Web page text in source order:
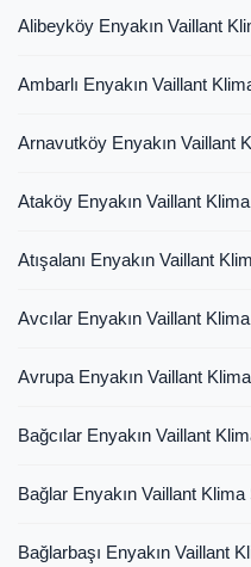
Alibeyköy Enyakın Vaillant
Ambarlı Enyakın Vaillant
Arnavutköy Enyakın Vaillant
Ataköy Enyakın Vaillant
Atışalanı Enyakın Vaillant
Avcılar Enyakın Vaillant
Avrupa Enyakın Vaillant
Bağcılar Enyakın Vaillant
Bağlar Enyakın Vaillant
Bağlarbaşı Enyakın Vaillant